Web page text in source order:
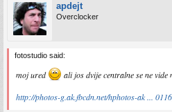
apdejt
Overclocker
fotostudio said:
moj ured
ali jos dvije centralne se ne vide
http://photos-g.ak.fbcdn.net/hphotos-ak ...